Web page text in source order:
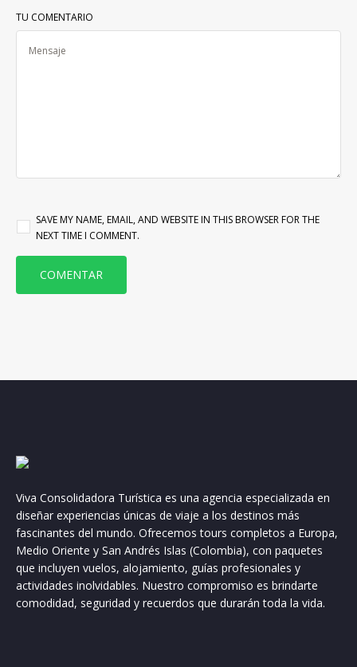
TU COMENTARIO
SAVE MY NAME, EMAIL, AND WEBSITE IN THIS BROWSER FOR THE
NEXT TIME I COMMENT.
Viva Consolidadora Turística es una agencia especializada en
diseñar experiencias únicas de viaje a los destinos más
fascinantes del mundo. Ofrecemos tours completos a Europa,
Medio Oriente y San Andrés Islas (Colombia), con paquetes
que incluyen vuelos, alojamiento, guías profesionales y
actividades inolvidables. Nuestro compromiso es brindarte
comodidad, seguridad y recuerdos que durarán toda la vida.